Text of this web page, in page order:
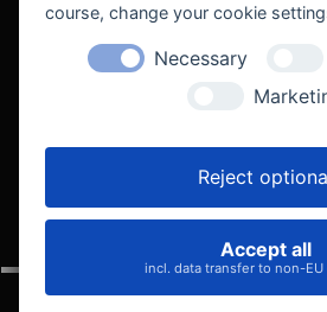
VELOCITY
course, change your cookie
Necessary
Reject
Accept all
incl. data transfer to non-